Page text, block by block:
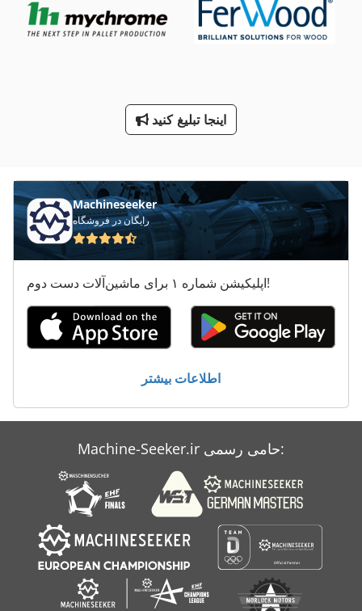
ماشین های مرتب کننده
ورق های سوراخ دار
اینجا تبلیغ کنید
Machineseeker
رایگان در فروشگاه
اپلیکیشن شماره ۱ برای ماشین‌آلات دست دوم!
اطلاعات بیشتر
Machine-Seeker.ir حامی رسمی: